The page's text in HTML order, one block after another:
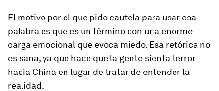
El motivo por el que pido cautela para usar esa
palabra es que es un término con una enorme
carga emocional que evoca miedo. Esa retórica no
es sana, ya que hace que la gente sienta terror
hacia China en lugar de tratar de entender la
realidad.